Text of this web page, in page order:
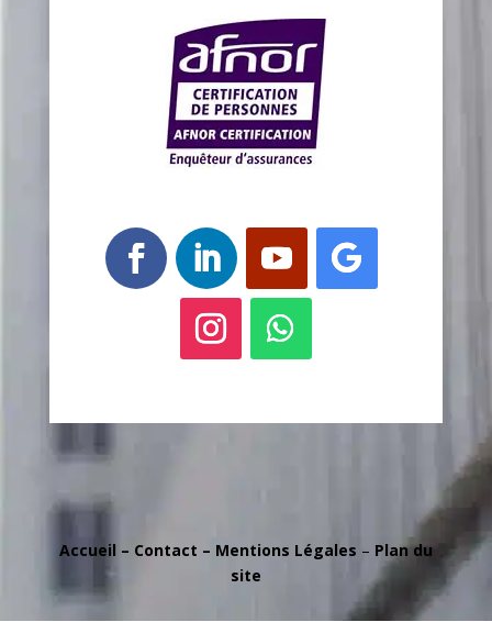
Accueil – Contact – Mentions Légales – Plan du
site